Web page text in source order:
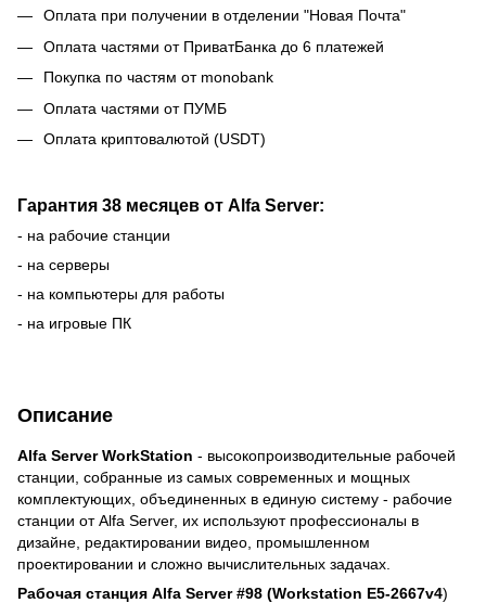
Оплата при получении в отделении "Новая Почта"
Оплата частями от ПриватБанка до 6 платежей
Покупка по частям от monobank
Оплата частями от ПУМБ
Оплата криптовалютой (USDT)
Гарантия 38 месяцев от Alfa Server:
- на рабочие станции
- на серверы
- на компьютеры для работы
- на игровые ПК
Описание
Alfa Server WorkStation - высокопроизводительные рабочей
станции, собранные из самых современных и мощных
комплектующих, объединенных в единую систему - рабочие
станции от Alfa Server, их используют профессионалы в
дизайне, редактировании видео, промышленном
проектировании и сложно вычислительных задачах.
Рабочая станция Alfa Server #98 (Workstation Е5-2667v4)